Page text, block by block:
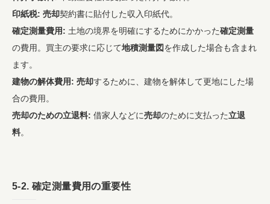
印紙税: 売却契約書に貼付した収入印紙代。
確定測量費用: 土地の境界を明確にするためにかかった確定測量
の費用。買主の要求に応じて地積測量図を作成した場合も含まれ
ます。
建物の解体費用: 売却するために、建物を解体して更地にした場
合の費用。
売却のための立退料: 借家人などに売却のために支払った立退
料。
5-2. 確定測量費用の重要性